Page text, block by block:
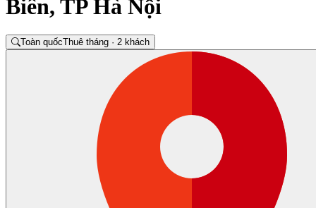
Biên, TP Hà Nội
Toàn quốcThuê tháng · 2 khách